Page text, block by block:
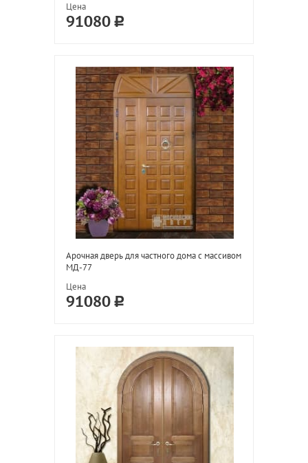
Цена
91080
Арочная дверь для частного дома с массивом
МД-77
Цена
91080